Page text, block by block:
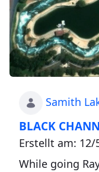
Samith
BLACK
Erstellt am: 12/
While going